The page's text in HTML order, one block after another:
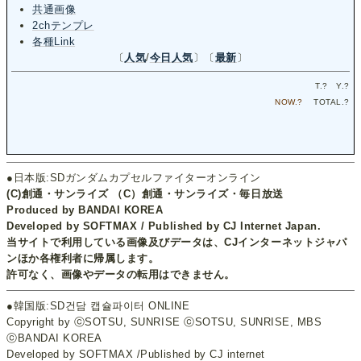
共通画像
2chテンプレ
各種Link
〔 人気/今日人気 〕〔 最新 〕
T.? Y.?
NOW.? TOTAL.?
●日本版:SDガンダムカプセルファイターオンライン
(C)創通・サンライズ （C）創通・サンライズ・毎日放送
Produced by BANDAI KOREA
Developed by SOFTMAX / Published by CJ Internet Japan.
当サイトで利用している画像及びデータは、CJインターネットジャパ
ンほか各権利者に帰属します。
許可なく、画像やデータの転用はできません。
●韓国版:SD건담 캡슐파이터 ONLINE
Copyright by ⓒSOTSU, SUNRISE ⓒSOTSU, SUNRISE, MBS
ⓒBANDAI KOREA
Developed by SOFTMAX /Published by CJ internet